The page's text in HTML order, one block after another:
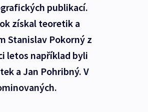
publikací.
získal teoretik a
Stanislav Pokorný z
letos například byli
a Jan Pohribný. V